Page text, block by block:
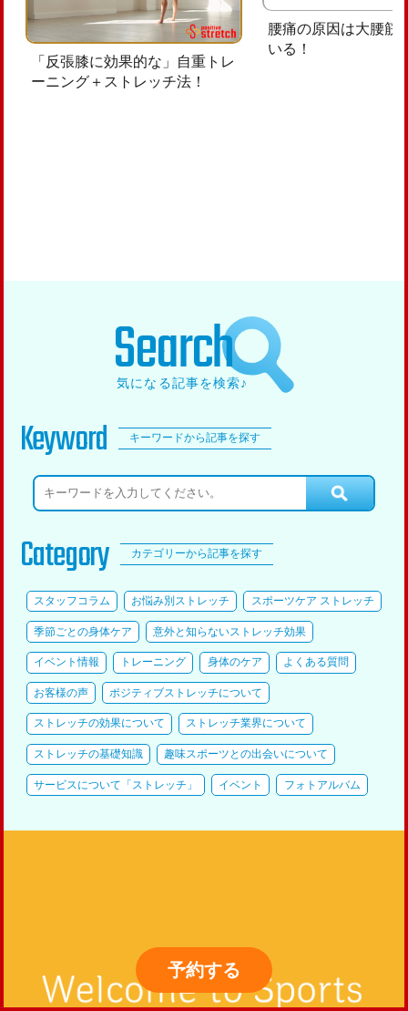
「反張膝に効果的な」自重トレ
ーニング＋ストレッチ法！
腰痛の原因は大腰筋
いる！
Search
気になる記事を検索♪
Keyword キーワードから記事を探す
Category カテゴリーから記事を探す
スタッフコラム お悩み別ストレッチ スポーツケア ストレッチ
季節ごとの身体ケア 意外と知らないストレッチ効果
イベント情報 トレーニング 身体のケア よくある質問
お客様の声 ポジティブストレッチについて
ストレッチの効果について ストレッチ業界について
ストレッチの基礎知識 趣味スポーツとの出会いについて
サービスについて「ストレッチ」 イベント フォトアルバム
予約する